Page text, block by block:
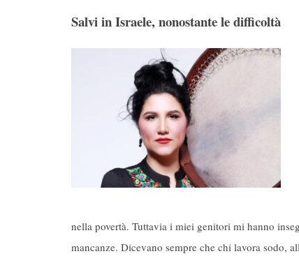
Salvi in Israele, nonostante le difficoltà
nella povertà. Tuttavia i miei genitori mi hanno
mancanze. Dicevano sempre che chi lavora sodo,